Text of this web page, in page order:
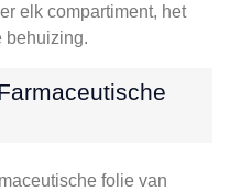
elk compartiment, het
behuizing.
folie van